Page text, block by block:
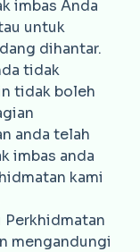
imbas Anda
untuk
dihantar.
tidak
tidak boleh
anda telah
imbas anda
kami
Perkhidmatan
mengandungi